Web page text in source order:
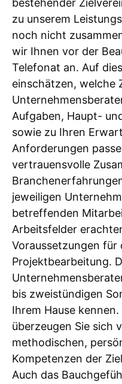
bestehender
zu unserem
noch nicht
wir Ihnen vor der
Telefonat an. Auf
einschätzen, welche
Aufgaben, Haupt-
sowie zu Ihren
Anforderungen
vertrauensvolle
jeweiligen
betreffenden
Arbeitsfelder
Voraussetzungen für
Projektbearbeitung.
bis zweistündigen
Ihrem Hause
überzeugen Sie sich
methodischen,
Kompetenzen der
Auch das